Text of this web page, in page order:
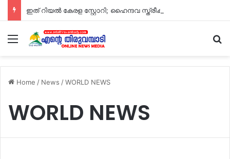
Menu
Home / News /WORLD NEWS
WORLD NEWS